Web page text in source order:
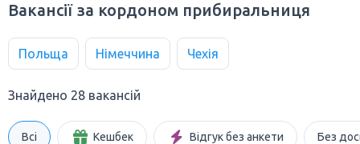
Вакансії за кордоном прибиральниця
Польща Німеччина Чехія
Знайдено 28 вакансій
Всі Кешбек Відгук без анкети Без